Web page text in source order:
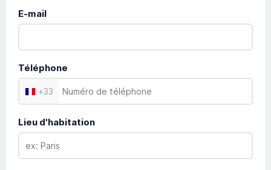
E-mail
Téléphone
+33
Lieu d'habitation